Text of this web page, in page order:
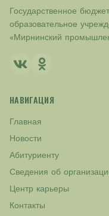
Государственное
образовательное
«Мирнинский
НАВИГАЦИЯ
Главная
Новости
Абитуриенту
Сведения об
Центр карьеры
Контакты